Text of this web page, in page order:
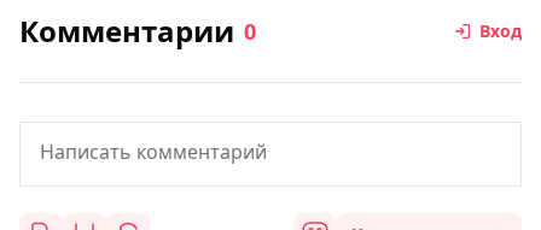
Комментарии 0 Вход